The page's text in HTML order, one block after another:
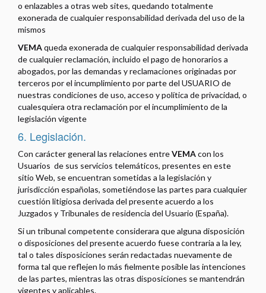
o enlazables a otras web sites, quedando totalmente
exonerada de cualquier responsabilidad derivada del uso de la
mismos
VEMAqueda exonerada de cualquier responsabilidad derivada
de cualquier reclamación, incluido el pago de honorarios a
abogados, por las demandas y reclamaciones originadas por
terceros por el incumplimiento por parte del USUARIO de
nuestras condiciones de uso, acceso y política de privacidad, o
cualesquiera otra reclamación por el incumplimiento de la
legislación vigente
6. Legislación.
Con carácter general las relaciones entreVEMAcon los
Usuarios de sus servicios telemáticos, presentes en este
sitio Web, se encuentran sometidas a la legislación y
jurisdicción españolas, sometiéndose las partes para cualquier
cuestión litigiosa derivada del presente acuerdo a los
Juzgados y Tribunales de residencia del Usuario (España).
Si un tribunal competente considerara que alguna disposición
o disposiciones del presente acuerdo fuese contraria a la ley,
tal o tales disposiciones serán redactadas nuevamente de
forma tal que reflejen lo más fielmente posible las intenciones
de las partes, mientras las otras disposiciones se mantendrán
vigentes y aplicables.